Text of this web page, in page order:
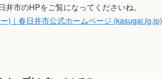
市のHPをご覧になってくださいね。
｜春日井市公式ホームページ (kasugai.lg.jp)